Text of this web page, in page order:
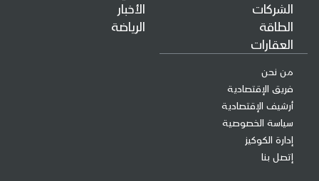
الشركات
الطاقة
العقارات
الأخبار
الرياضة
من نحن
فريق الإقتصادية
أرشيف الإقتصادية
سياسة الخصوصية
إدارة الكوكيز
إتصل بنا